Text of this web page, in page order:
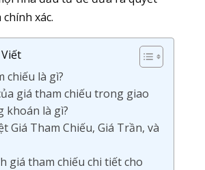
xác.
chiếu là gì?
giá tham chiếu trong giao
khoán là gì?
Giá Tham Chiếu, Giá Trần, và
giá tham chiếu chi tiết cho